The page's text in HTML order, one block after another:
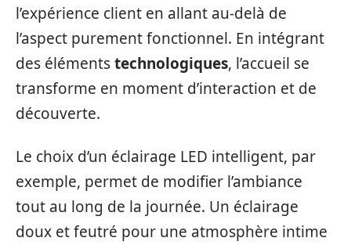
l’expérience client en allant au-delà de
l’aspect purement fonctionnel. En intégrant
des élémentstechnologiques, l’accueil se
transforme en moment d’interaction et de
découverte.
Le choix d’un éclairage LED intelligent, par
exemple, permet de modifier l’ambiance
tout au long de la journée. Un éclairage
doux et feutré pour une atmosphère intime